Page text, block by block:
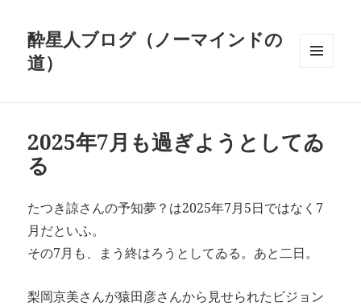
酔星人ブログ（ノーマインドの
道）
2025年7月も過ぎようとしてゐ
る
たつき諒さんの予知夢？は2025年7月5日ではなく7
月だといふ。
その7月も、まう終はろうとしてゐる。あと二日。
梨岡京美さんが猿田彦さんから見せられたビジョン